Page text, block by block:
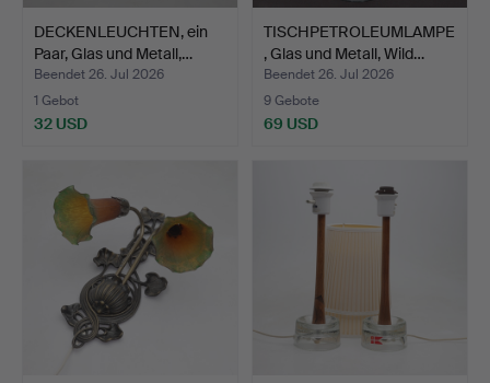
DECKENLEUCHTEN, ein
Paar, Glas und Metall,…
Beendet 26. Jul 2026
1 Gebot
32 USD
TISCHPETROLEUMLAMPE
, Glas und Metall, Wild…
Beendet 26. Jul 2026
9 Gebote
69 USD